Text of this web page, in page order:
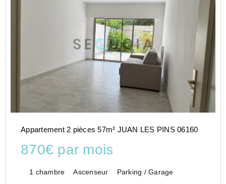
Appartement 2 pièces 57m² JUAN LES PINS 06160
870€ par mois
1 chambre Ascenseur Parking / Garage